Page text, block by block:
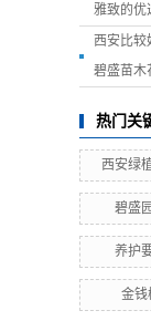
雅致的优
西安比较
碧盛苗木
热门关
西安绿
碧盛
养护
金钱